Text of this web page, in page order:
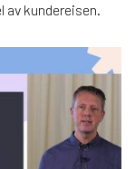
av kundereisen.